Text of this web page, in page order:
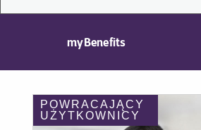
myBenefits
POWRACAJĄCY
UŻYTKOWNICY